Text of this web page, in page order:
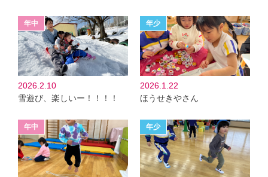
2026.2.10
雪遊び、楽しいー！！！！
2026.1.22
ほうせきやさん